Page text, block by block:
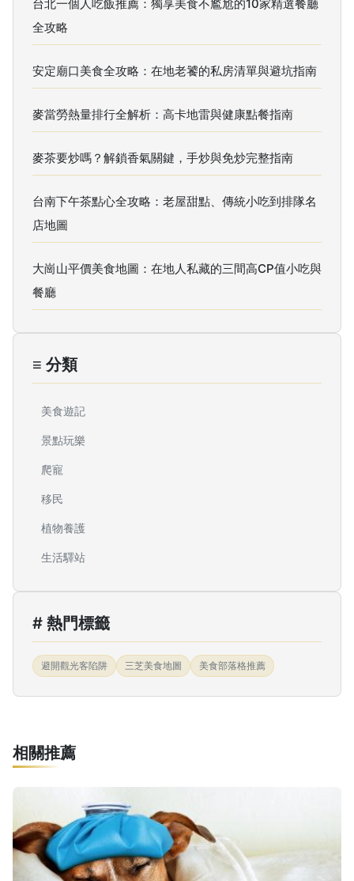
台北一個人吃飯推薦：獨享美食不尷尬的10家精選餐廳
全攻略
安定廟口美食全攻略：在地老饕的私房清單與避坑指南
麥當勞熱量排行全解析：高卡地雷與健康點餐指南
麥茶要炒嗎？解鎖香氣關鍵，手炒與免炒完整指南
台南下午茶點心全攻略：老屋甜點、傳統小吃到排隊名
店地圖
大崗山平價美食地圖：在地人私藏的三間高CP值小吃與
餐廳
≡ 分類
美食遊記
景點玩樂
爬寵
移民
植物養護
生活驛站
# 熱門標籤
避開觀光客陷阱 三芝美食地圖 美食部落格推薦
相關推薦